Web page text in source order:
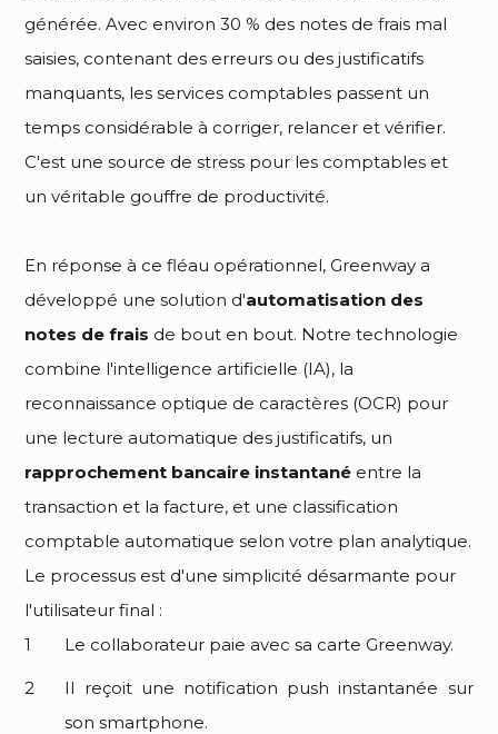
générée. Avec environ 30 % des notes de frais mal
saisies, contenant des erreurs ou des justificatifs
manquants, les services comptables passent un
temps considérable à corriger, relancer et vérifier.
C'est une source de stress pour les comptables et
un véritable gouffre de productivité.
En réponse à ce fléau opérationnel, Greenway a
développé une solution d'automatisation des
notes de frais de bout en bout. Notre technologie
combine l'intelligence artificielle (IA), la
reconnaissance optique de caractères (OCR) pour
une lecture automatique des justificatifs, un
rapprochement bancaire instantané entre la
transaction et la facture, et une classification
comptable automatique selon votre plan analytique.
Le processus est d'une simplicité désarmante pour
l'utilisateur final :
Le collaborateur paie avec sa carte Greenway.
Il reçoit une notification push instantanée sur
son smartphone.